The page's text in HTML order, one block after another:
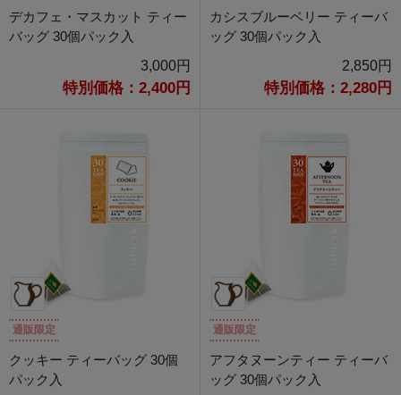
デカフェ・マスカット ティー
バッグ 30個パック入
3,000円
特別価格：2,400円
カシスブルーベリー ティーバ
ッグ 30個パック入
2,850円
特別価格：2,280円
通販限定
クッキー ティーバッグ 30個
パック入
通販限定
アフタヌーンティー ティーバ
ッグ 30個パック入